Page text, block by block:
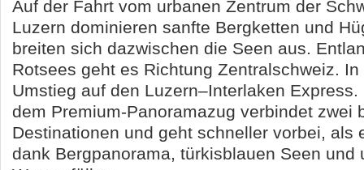
Auf der Fahrt vom urbanen Zentrum der
Luzern dominieren sanfte Bergketten und
breiten sich dazwischen die Seen aus.
Rotsees geht es Richtung Zentralschweiz.
Umstieg auf den Luzern–Interlaken
dem Premium-Panoramazug verbindet zwei
Destinationen und geht schneller vorbei, als
dank Bergpanorama, türkisblauen Seen und